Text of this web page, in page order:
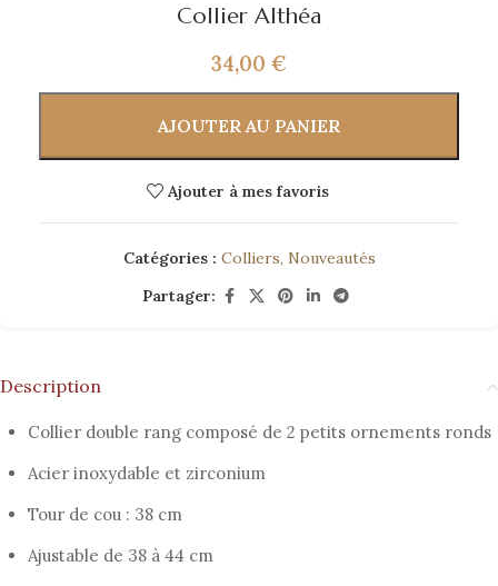
Collier Althéa
34,00 €
AJOUTER AU PANIER
Ajouter à mes favoris
Catégories : Colliers, Nouveautés
Partager:
Description
Collier double rang composé de 2 petits ornements ronds
Acier inoxydable et zirconium
Tour de cou : 38 cm
Ajustable de 38 à 44 cm